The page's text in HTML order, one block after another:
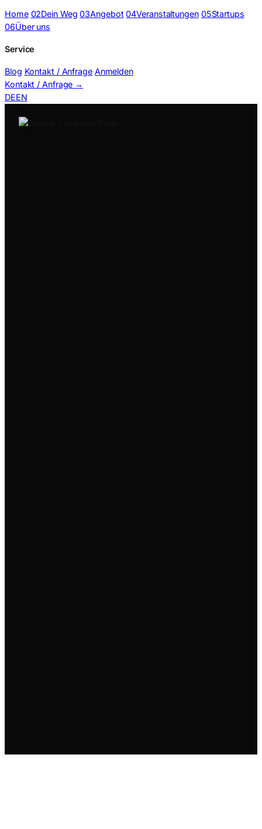
Home 02Dein Weg 03Angebot 04Veranstaltungen 05Startups
06Über uns
Service
Blog Kontakt / Anfrage Anmelden
Kontakt / Anfrage →
DEEN